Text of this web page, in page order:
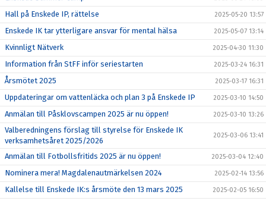
Hall på Enskede IP, rättelse 2025-05-20 13:57
Enskede IK tar ytterligare ansvar för mental hälsa 2025-05-07 13:14
Kvinnligt Nätverk 2025-04-30 11:30
Information från StFF inför seriestarten 2025-03-24 16:31
Årsmötet 2025 2025-03-17 16:31
Uppdateringar om vattenläcka och plan 3 på Enskede IP 2025-03-10 14:50
Anmälan till Påsklovscampen 2025 är nu öppen! 2025-03-10 13:26
Valberedningens förslag till styrelse för Enskede IK
verksamhetsåret 2025/2026
2025-03-06 13:41
Anmälan till Fotbollsfritids 2025 är nu öppen! 2025-03-04 12:40
Nominera mera! Magdalenautmärkelsen 2024 2025-02-14 13:56
Kallelse till Enskede IK:s årsmöte den 13 mars 2025 2025-02-05 16:50